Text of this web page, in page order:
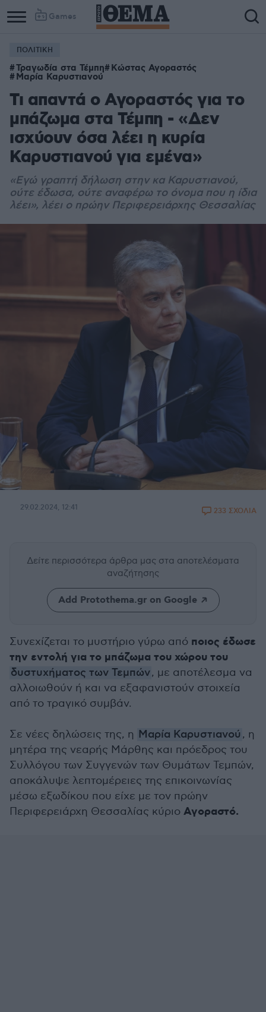
Games
ΠΟΛΙΤΙΚΗ
Τραγωδία στα Τέμπη Κώστας Αγοραστός
Μαρία Καρυστιανού
Τι απαντά ο Αγοραστός για το
μπάζωμα στα Τέμπη - «Δεν
ισχύουν όσα λέει η κυρία
Καρυστιανού για εμένα»
«Εγώ γραπτή δήλωση στην κα Καρυστιανού,
ούτε έδωσα, ούτε αναφέρω το όνομα που η ίδια
λέει», λέει ο πρώην Περιφερειάρχης Θεσσαλίας
29.02.2024, 12:41 233 ΣΧΟΛΙΑ
Δείτε περισσότερα άρθρα μας στα αποτελέσματα
αναζήτησης
Add Protothema.gr on Google
Συνεχίζεται το μυστήριο γύρω από ποιος έδωσε
την εντολή για το μπάζωμα του χώρου του
δυστυχήματος των Τεμπών, με αποτέλεσμα να
αλλοιωθούν ή και να εξαφανιστούν στοιχεία
από το τραγικό συμβάν.
Σε νέες δηλώσεις της, η Μαρία Καρυστιανού , η
μητέρα της νεαρής Μάρθης και πρόεδρος του
Συλλόγου των Συγγενών των Θυμάτων Τεμπών,
αποκάλυψε λεπτομέρειες της επικοινωνίας
μέσω εξωδίκου που είχε με τον πρώην
Περιφερειάρχη Θεσσαλίας κύριο Αγοραστό.